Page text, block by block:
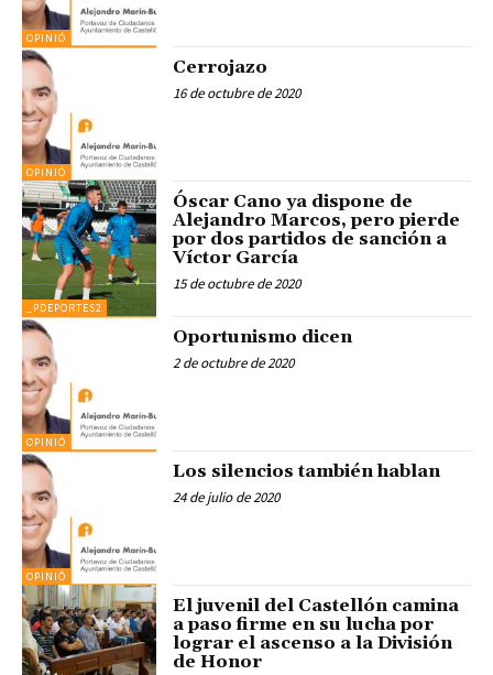
OPINIÓ
OPINIÓ
Cerrojazo
16 de octubre de 2020
_PDEPORTES2
Óscar Cano ya dispone de
Alejandro Marcos, pero pierde
por dos partidos de sanción a
Víctor García
15 de octubre de 2020
OPINIÓ
Oportunismo dicen
2 de octubre de 2020
OPINIÓ
Los silencios también hablan
24 de julio de 2020
El juvenil del Castellón camina
a paso firme en su lucha por
lograr el ascenso a la División
de Honor